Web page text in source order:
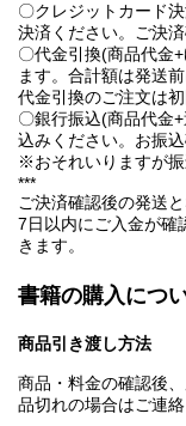
〇クレジットカード
決済ください。ご決
〇代金引換(商品代金
ます。合計額は発送
代金引換のご注文は
〇銀行振込(商品代金
込みください。お振
※おそれいりますが振
***
ご決済確認後の発送と
7日以内にご入金が確
きます。
書籍の購入につ
商品引き渡し方法
商品・料金の確認後
品切れの場合はご連